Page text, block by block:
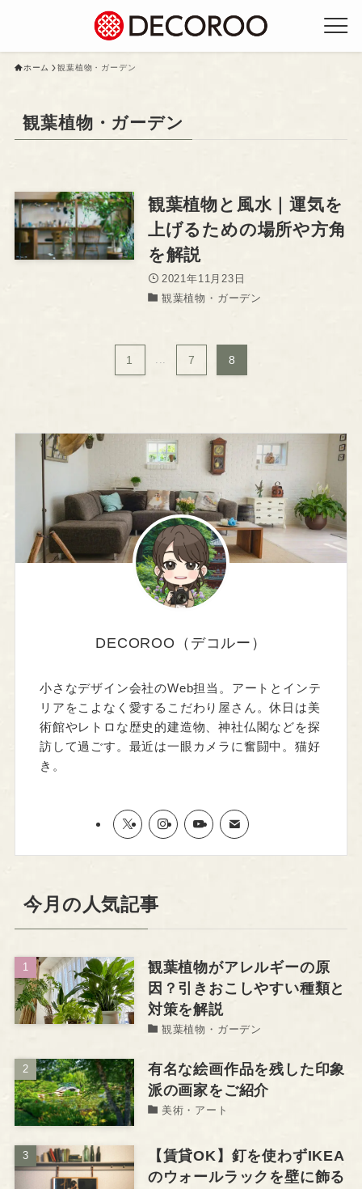
ホーム 観葉植物・ガーデン
観葉植物・ガーデン
観葉植物と風水｜運気を
上げるための場所や方角
を解説
2021年11月23日
観葉植物・ガーデン
1 ... 7 8
DECOROO（デコルー）
小さなデザイン会社のWeb担当。アートとインテ
リアをこよなく愛するこだわり屋さん。休日は美
術館やレトロな歴史的建造物、神社仏閣などを探
訪して過ごす。最近は一眼カメラに奮闘中。猫好
き。
今月の人気記事
観葉植物がアレルギーの原
因？引きおこしやすい種類と
対策を解説
観葉植物・ガーデン
有名な絵画作品を残した印象
派の画家をご紹介
美術・アート
【賃貸OK】釘を使わずIKEA
のウォールラックを壁に飾る